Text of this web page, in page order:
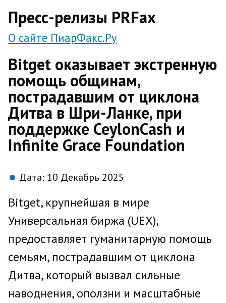
Пресс-релизы PRFax
О сайте ПиарФакс.Ру
Bitget оказывает экстренную
помощь общинам,
пострадавшим от циклона
Дитва в Шри-Ланке, при
поддержке CeylonCash и
Infinite Grace Foundation
Дата: 10 Декабрь 2025
Bitget, крупнейшая в мире
Универсальная биржа (UEX),
предоставляет гуманитарную помощь
семьям, пострадавшим от циклона
Дитва, который вызвал сильные
наводнения, оползни и масштабные